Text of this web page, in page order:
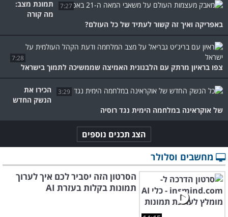
7:27
תמונת מצב:
מה קורה
באפריקה ואיך זה קשור לעתיד של כל העולם?
7:28
צפו בראיון מרתק עם הלבנונית האמיצה שממשיכה לתמוך בישראל
3:29
הכירו את
הנשק החדש
של אוקראינה במלחמה הימית נגד רוסיה
הצג תכנים נוספים
מחשבים וסלולר
הסרטון הזה יסביר לכם איך לערוך
תמונות בקלות בעזרת AI